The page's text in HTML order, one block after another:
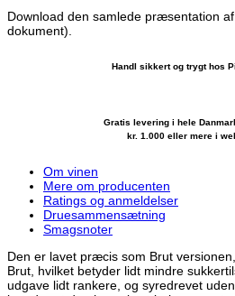
Download den samlede præsentation
dokument).
Handl sikkert og trygt hos
Gratis levering i hele
kr. 1.000 eller mere i
Om vinen
Mere om producenten
Ratings og anmeldelser
Druesammensætning
Smagsnoter
Den er lavet præcis som Brut
Brut, hvilket betyder lidt mindre
udgave lidt rankere, og syredrevet